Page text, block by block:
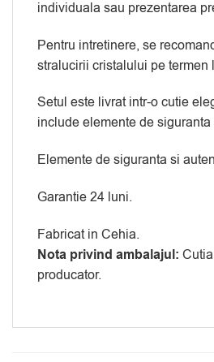
individuala sau prezentarea
Pentru intretinere, se
stralucirii cristalului pe termen
Setul este livrat intr-o cutie
include elemente de
Elemente de siguranta si
Garantie 24 luni.
Fabricat in Cehia.
Nota privind ambalajul:
producator.